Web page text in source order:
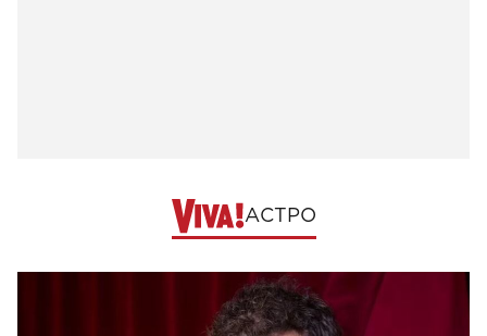
АСТРО